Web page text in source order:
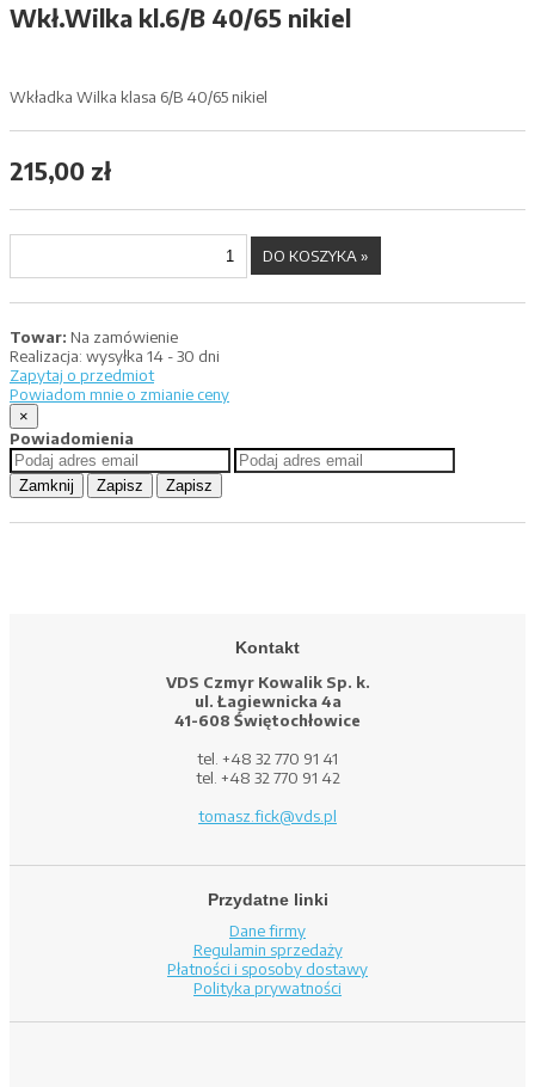
Wkł.Wilka kl.6/B 40/65 nikiel
Wkładka Wilka klasa 6/B 40/65 nikiel
215,00 zł
Towar: Na zamówienie
Realizacja: wysyłka 14 - 30 dni
Zapytaj o przedmiot
Powiadom mnie o zmianie ceny
×
Powiadomienia
Zamknij Zapisz Zapisz
Kontakt
VDS Czmyr Kowalik Sp. k.
ul. Łagiewnicka 4a
41-608 Świętochłowice
tel. +48 32 770 91 41
tel. +48 32 770 91 42
tomasz.fick@vds.pl
Przydatne linki
Dane firmy
Regulamin sprzedaży
Płatności i sposoby dostawy
Polityka prywatności